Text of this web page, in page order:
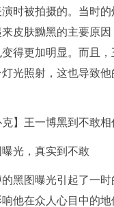
时被拍摄的。当时
皮肤黝黑的主要原
得更加明显。而且
光照射，这也导致
光，真实到不敢
黑图曝光引起了一时
他在众人心目中的